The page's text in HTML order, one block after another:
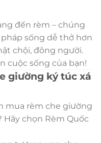
đến rèm – chúng
sống dễ thở hơn
chội, đông người.
cuộc sống của bạn!
giường ký túc xá
mua rèm che giường
Hãy chọn Rèm Quốc